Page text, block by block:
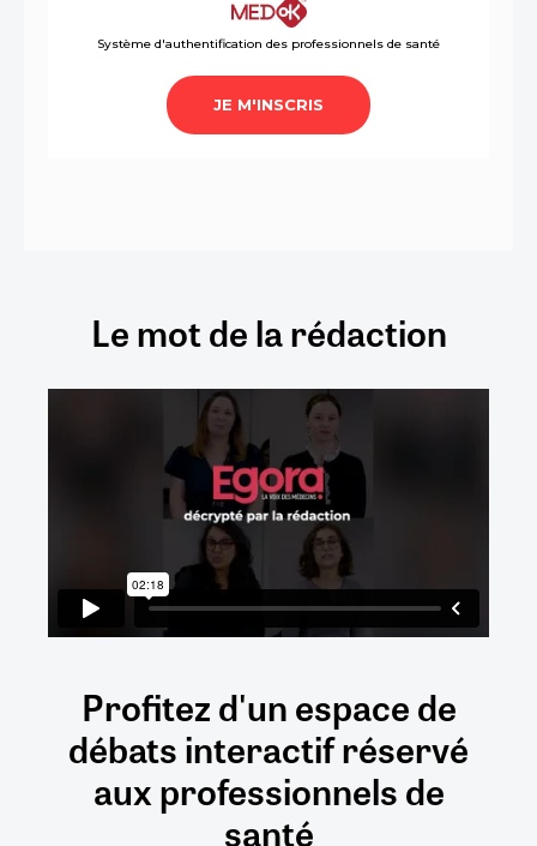
Le mot de la rédaction
Profitez d'un espace de
débatsinteractifréservé
auxprofessionnels de
santé